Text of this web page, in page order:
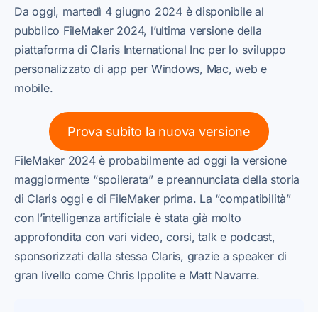
Da oggi, martedì 4 giugno 2024 è disponibile al
pubblico FileMaker 2024, l’ultima versione della
piattaforma di Claris International Inc per lo sviluppo
personalizzato di app per Windows, Mac, web e
mobile.
Prova subito la nuova versione
FileMaker 2024 è probabilmente ad oggi la versione
maggiormente “spoilerata” e preannunciata della storia
di Claris oggi e di FileMaker prima. La “compatibilità”
con l’intelligenza artificiale è stata già molto
approfondita con vari video, corsi, talk e podcast,
sponsorizzati dalla stessa Claris, grazie a speaker di
gran livello come Chris Ippolite e Matt Navarre.